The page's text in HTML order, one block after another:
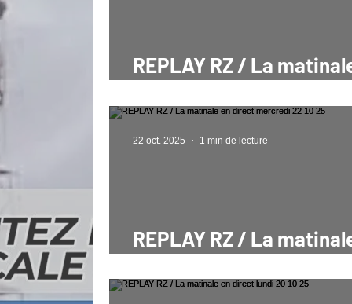
REPLAY RZ / La
REPLAY RZ / La
22 oct. 2025 1 min de lecture